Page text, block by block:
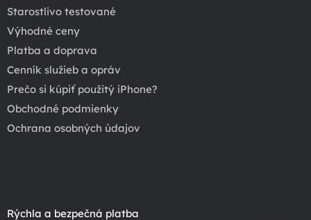
Starostlivo testované
Výhodné ceny
Platba a doprava
Cenník služieb a opráv
Prečo si kúpiť použitý iPhone?
Obchodné podmienky
Ochrana osobných údajov
Rýchla a bezpečná platba